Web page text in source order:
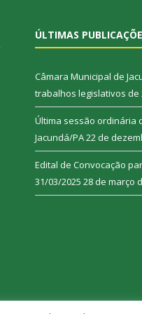
ÚLTIMAS
Câmara Municipal de
trabalhos legislativos de
Última sessão ordinária
Jacundá/PA22 de
Edital de Convocação
31/03/2025 28 de março